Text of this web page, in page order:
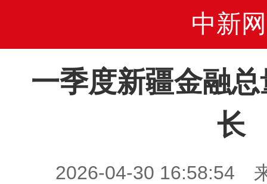
中新网
一季度新疆金融
长
2026-04-30 16:58:54